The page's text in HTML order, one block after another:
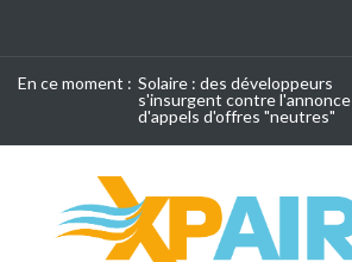
En ce moment : Solaire : des développeurs
s'insurgent contre l'annonce
d'appels d'offres "neutres"